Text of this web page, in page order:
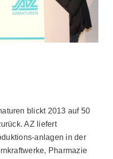
blickt 2013 auf 50
AZ liefert
anlagen in der
Pharmazie